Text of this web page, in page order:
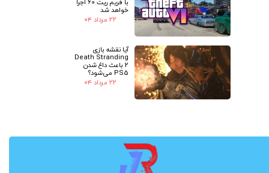
خواهد شد
۲۲ مرداد ۰۴
آیا نقشه بازی
Death Stranding
2 باعث داغ شدن
PS5 می‌شود؟
۲۲ مرداد ۰۴